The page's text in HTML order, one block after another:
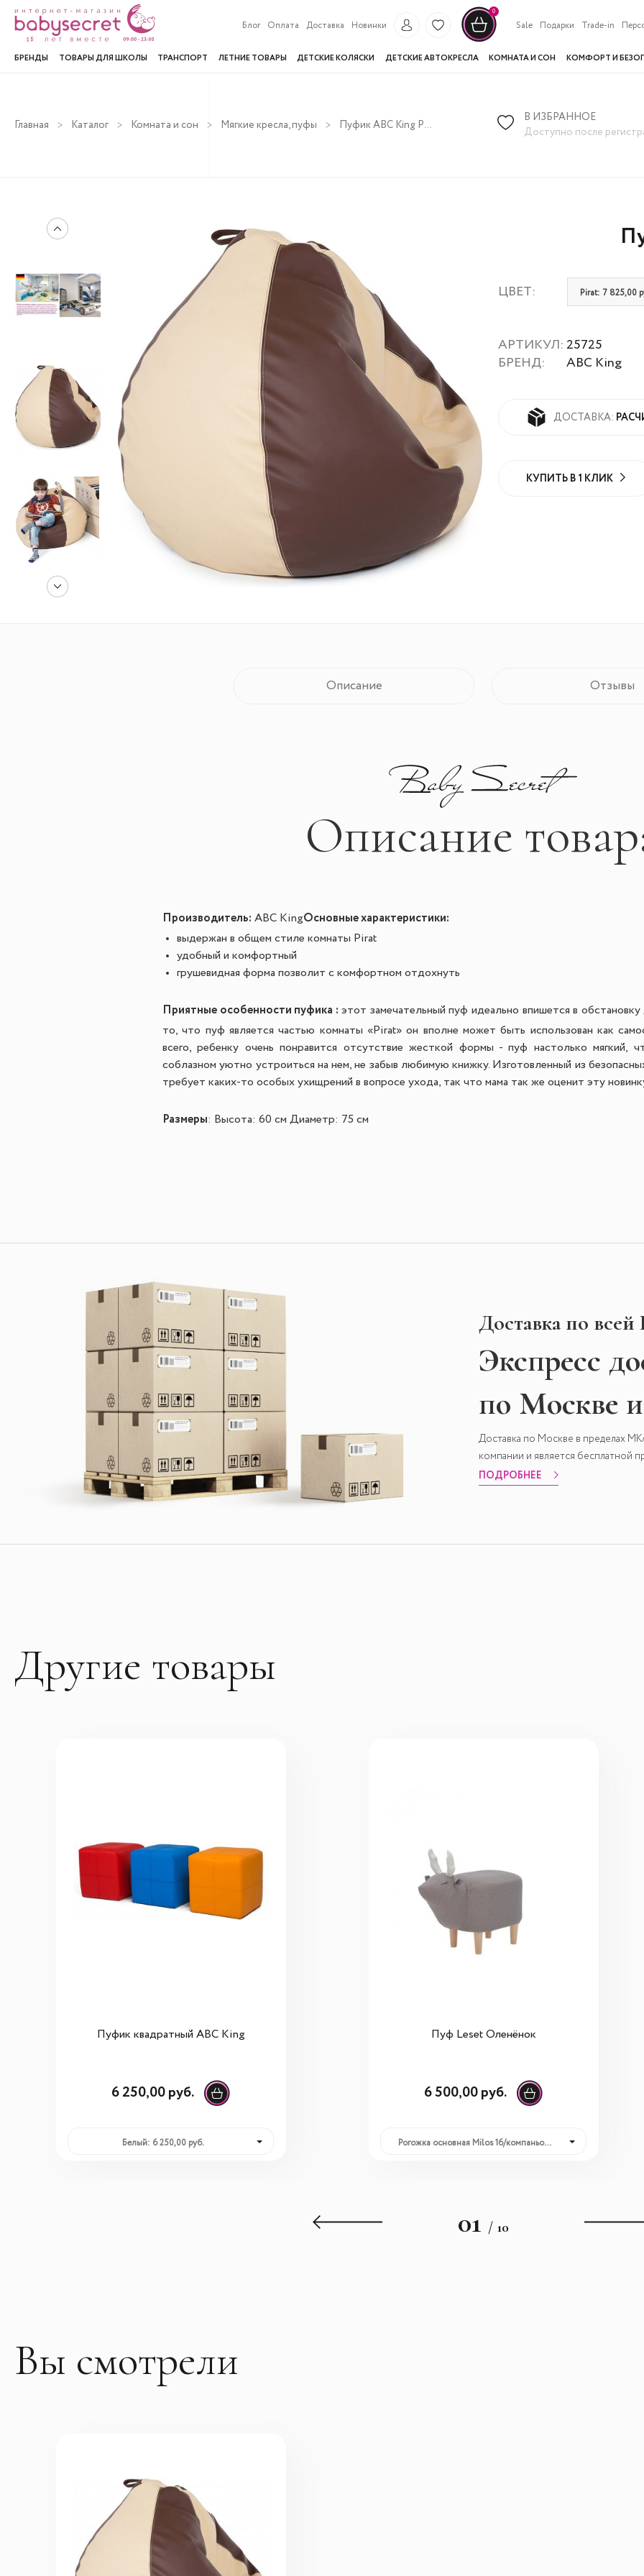
Блог Оплата Доставка Новинки
0
Sale Подарки Trade-in
БРЕНДЫ ТОВАРЫ ДЛЯ ШКОЛЫ ТРАНСПОРТ ЛЕТНИЕ ТОВАРЫ ДЕТСКИЕ КОЛЯСКИ ДЕТСКИЕ АВТОКРЕСЛА КОМНАТА И СОН КОМФОРТ И
Главная Каталог Комната и сон Мягкие кресла, пуфы Пуфик ABC King Pirat
В ИЗБРАННОЕ
Доступно после
ЦВЕТ: Pirat: 7 825,00
АРТИКУЛ:
БРЕНД:
25725
ABC King
ДОСТАВКА:
КУПИТЬ В 1 КЛИК
Описание Отзывы
Описание
Производитель: ABC KingОсновные характеристики:
выдержан в общем стиле комнаты Pirat
удобный и комфортный
грушевидная форма позволит с комфортном отдохнуть
Приятные особенности пуфика : этот замечательный пуф идеально впишется в
то, что пуф является частью комнаты «Pirat» он вполне может быть использован как
всего, ребенку очень понравится отсутствие жесткой формы - пуф настолько мягкий,
соблазном уютно устроиться на нем, не забыв любимую книжку. Изготовленный из
требует каких-то особых ухищрений в вопросе ухода, так что мама так же оценит эту
Размеры: Высота: 60 см Диаметр: 75 см
Доставка по
Экспресс
по Москве
Доставка по Москве в пределах
компании и является бесплатной
ПОДРОБНЕЕ
Другие товары
Пуфик квадратный ABC King
6 250,00 руб.
Белый: 6 250,00 руб.
Пуф Leset Оленёнок
6 500,00 руб.
Рогожка основная Milos 16/компаньон Milos 02: 6 500,00 руб.
01 / 10
Вы смотрели